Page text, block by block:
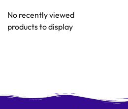
No recently viewed
products to display